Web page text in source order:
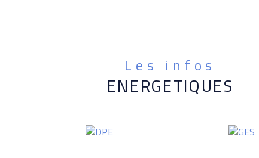
Les infos
ENERGETIQUES